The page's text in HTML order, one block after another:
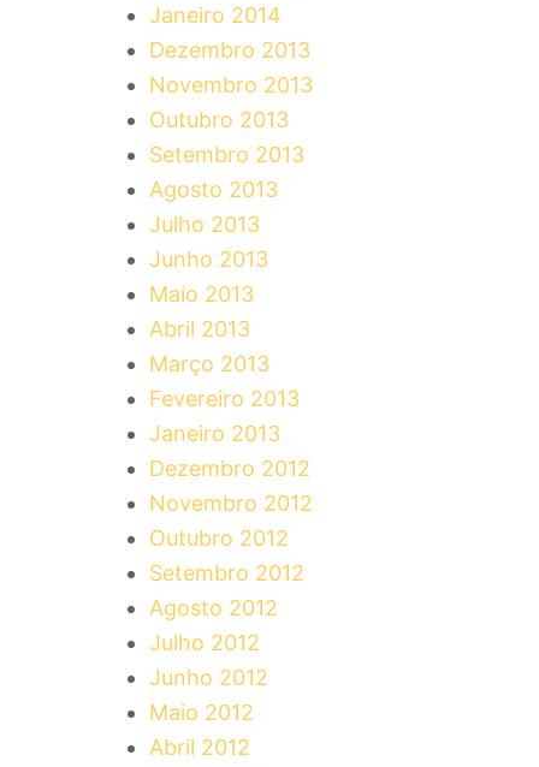
Janeiro 2014
Dezembro 2013
Novembro 2013
Outubro 2013
Setembro 2013
Agosto 2013
Julho 2013
Junho 2013
Maio 2013
Abril 2013
Março 2013
Fevereiro 2013
Janeiro 2013
Dezembro 2012
Novembro 2012
Outubro 2012
Setembro 2012
Agosto 2012
Julho 2012
Junho 2012
Maio 2012
Abril 2012